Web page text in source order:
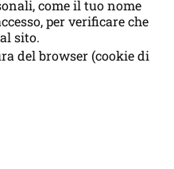
come il tuo nome
per verificare che
sito.
del browser (cookie di